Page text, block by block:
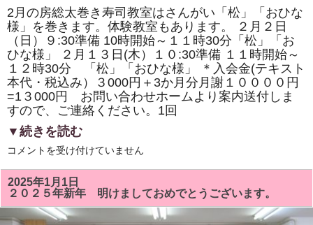
巻
き
ま
す。
体
験
教
室
も
あ
り
す。
2月の房総太巻き寿司教室はさんがい「松」「おひな
様」を巻きます。体験教室もあります。 ２月２日
（日）９:30準備 10時開始～１１時30分「松」「お
ひな様」 ２月１３日(木）１０:30準備 １１時開始～
１２時30分 「松」「おひな様」 ＊入会金(テキスト
本代・税込み）３000円＋3か月分月謝１００００円
=1３000円 お問い合わせホームより案内送付しま
すので、ご連絡ください。1回
▼続きを読む
２
の
房
総
太
巻
き
コメントを受け付けていません
2025年1月1日
２０２５年新年 明けましておめでとうございます。